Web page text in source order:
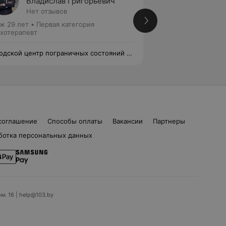
Нет отзывов
29 лет • Первая категория
центр пограничных состояний и
Способы оплаты Вакансии
Партнеры
персональных данных
16 | help@103.by